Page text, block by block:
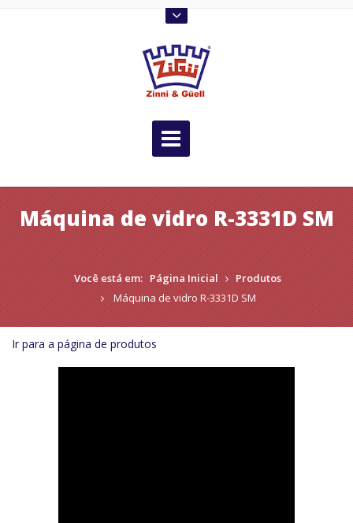
Máquina de vidro R-3331D SM
Você está em: Página Inicial
Produtos
Máquina de vidro R-3331D SM
Ir para a página de produtos